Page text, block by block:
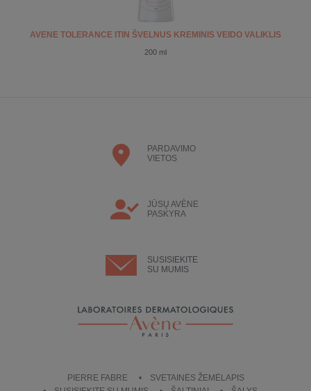
AVENE TOLERANCE ITIN ŠVELNUS KREMINIS VEIDO VALIKLIS
200 ml
PARDAVIMO
VIETOS
JŪSŲ AVÈNE
PASKYRA
SUSISIEKITE
SU MUMIS
PIERRE FABRE
SVETAINĖS ŽEMĖLAPIS